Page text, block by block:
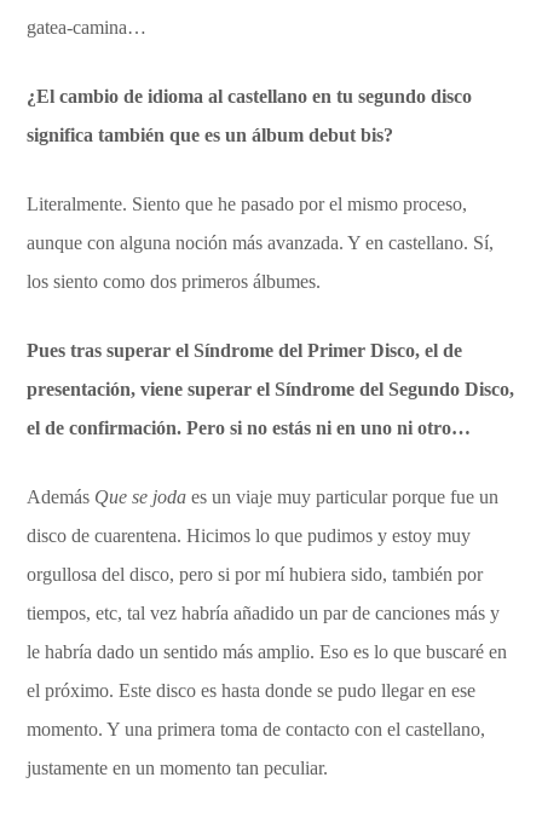
gatea-camina…
¿El cambio de idioma al castellano en tu segundo disco
significa también que es un álbum debut bis?
Literalmente. Siento que he pasado por el mismo proceso,
aunque con alguna noción más avanzada. Y en castellano. Sí,
los siento como dos primeros álbumes.
Pues tras superar el Síndrome del Primer Disco, el de
presentación, viene superar el Síndrome del Segundo Disco,
el de confirmación. Pero si no estás ni en uno ni otro…
Además Que se jodaes un viaje muy particular porque fue un
disco de cuarentena. Hicimos lo que pudimos y estoy muy
orgullosa del disco, pero si por mí hubiera sido, también por
tiempos, etc, tal vez habría añadido un par de canciones más y
le habría dado un sentido más amplio. Eso es lo que buscaré en
el próximo. Este disco es hasta donde se pudo llegar en ese
momento. Y una primera toma de contacto con el castellano,
justamente en un momento tan peculiar.